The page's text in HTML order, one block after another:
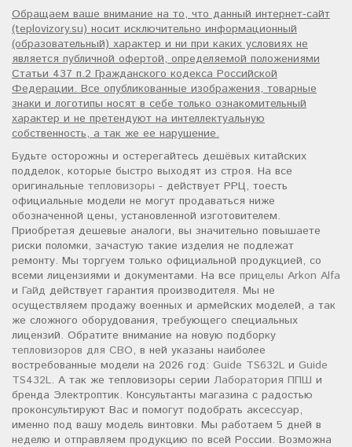
Обращаем ваше внимание на то, что данный интернет-сайт
(teplovizory.su) носит исключительно информационный
(образовательный) характер и ни при каких условиях не
является публичной офертой, определяемой положениями
Статьи 437 п.2 Гражданского кодекса Российской
Федерации. Все опубликованные изображения, товарные
знаки и логотипы носят в себе только ознакомительный
характер и не претендуют на интеллектуальную
собственность, а так же ее нарушение.
Будьте осторожны и остерегайтесь дешёвых китайских
подделок, которые быстро выходят из строя. На все
оригинальные тепловизоры - действует РРЦ, тоесть
официальные модели не могут продаваться ниже
обозначенной цены, установленной изготовителем.
Приобретая дешевые аналоги, вы значительно повышаете
риски поломки, зачастую такие изделия не подлежат
ремонту. Мы торгуем только официальной продукцией, со
всеми лицензиями и документами. На все прицелы Arkon Alfa
и Гайд действует гарантия производителя. Мы не
осуществляем продажу военных и армейских моделей, а так
же сложного оборудования, требующего специальных
лицензий. Обратите внимание на новую подборку
тепловизоров для СВО, в ней указаны наиболее
востребованные модели на 2026 год: Guide TS632L и Guide
TS432L. А так же тепловизоры серии Лаборатория ППШ и
бренда Электроптик. Консультанты магазина с радостью
проконсультируют Вас и помогут подобрать аксессуар,
именно под вашу модель винтовки. Мы работаем 5 дней в
неделю и отправляем продукцию по всей России. Возможна